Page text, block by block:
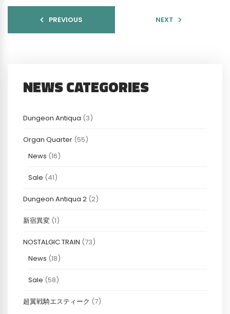
PREVIOUS NEXT
NEWS CATEGORIES
Dungeon Antiqua (3)
Organ Quarter (55)
News (16)
Sale (41)
Dungeon Antiqua 2 (2)
新宿異変 (1)
NOSTALGIC TRAIN (73)
News (18)
Sale (58)
超翼戦騎エスティーク (7)